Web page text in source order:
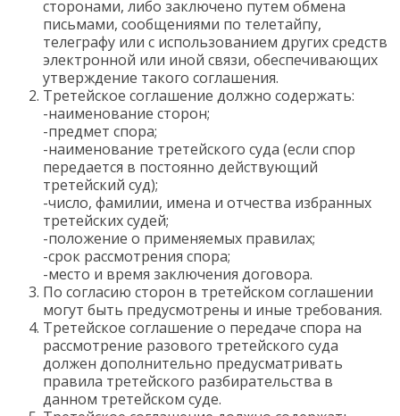
сторонами, либо заключено путем обмена
письмами, сообщениями по телетайпу,
телеграфу или с использованием других средств
электронной или иной связи, обеспечивающих
утверждение такого соглашения.
Третейское соглашение должно содержать:
-наименование сторон;
-предмет спора;
-наименование третейского суда (если спор
передается в постоянно действующий
третейский суд);
-число, фамилии, имена и отчества избранных
третейских судей;
-положение о применяемых правилах;
-срок рассмотрения спора;
-место и время заключения договора.
По согласию сторон в третейском соглашении
могут быть предусмотрены и иные требования.
Третейское соглашение о передаче спора на
рассмотрение разового третейского суда
должен дополнительно предусматривать
правила третейского разбирательства в
данном третейском суде.